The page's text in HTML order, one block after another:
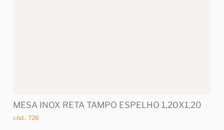
MESA INOX RETA TAMPO ESPELHO 1,20X1,20
cód.: 726